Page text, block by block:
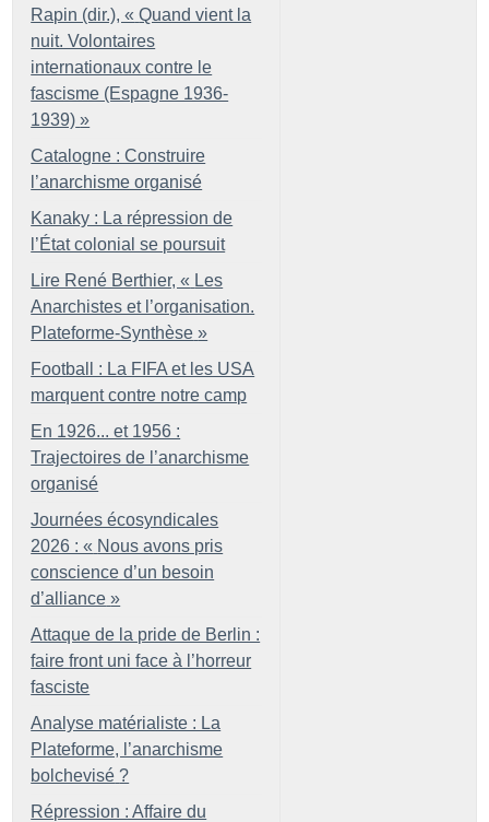
Rapin (dir.), « Quand vient la
nuit. Volontaires
internationaux contre le
fascisme (Espagne 1936-
1939) »
Catalogne : Construire
l’anarchisme organisé
Kanaky : La répression de
l’État colonial se poursuit
Lire René Berthier, « Les
Anarchistes et l’organisation.
Plateforme-Synthèse »
Football : La FIFA et les USA
marquent contre notre camp
En 1926... et 1956 :
Trajectoires de l’anarchisme
organisé
Journées écosyndicales
2026 : « Nous avons pris
conscience d’un besoin
d’alliance »
Attaque de la pride de Berlin :
faire front uni face à l’horreur
fasciste
Analyse matérialiste : La
Plateforme, l’anarchisme
bolchevisé ?
Répression : Affaire du